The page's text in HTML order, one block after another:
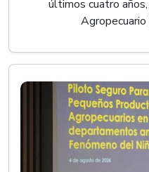
últimos cuatro
Agropecuario